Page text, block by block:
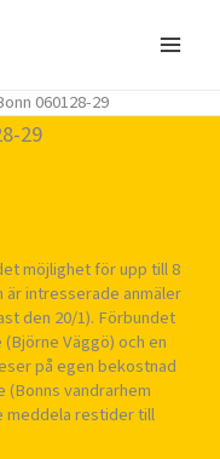
060128-29
29
möjlighet för upp till 8
intresserade anmäler
den 20/1). Förbundet
Väggö) och en
på egen bekostnad
(Bonns vandrarhem
meddela restider till